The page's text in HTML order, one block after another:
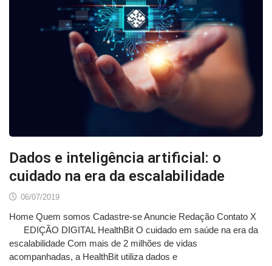
Dados e inteligência artificial: o
cuidado na era da escalabilidade
06/07/2019
Home Quem somos Cadastre-se Anuncie Redação Contato X
EDIÇÃO DIGITAL HealthBit O cuidado em saúde na era da
escalabilidade Com mais de 2 milhões de vidas
acompanhadas, a HealthBit utiliza dados e